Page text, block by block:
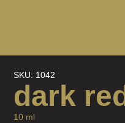
SKU: 1042
dark red
10 ml